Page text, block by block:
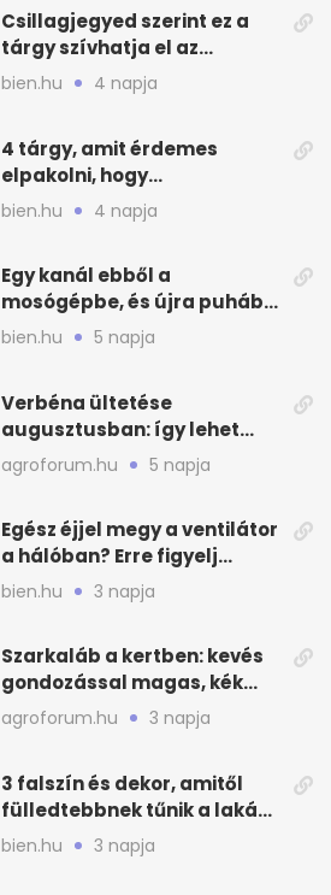
Csillagjegyed szerint ez a
tárgy szívhatja el az
otthonod energiáját
bien.hu 4 napja
4 tárgy, amit érdemes
elpakolni, hogy
hűvösebbnek tűnjön a lakás
bien.hu 4 napja
Egy kanál ebből a
mosógépbe, és újra puhább
lesz a törölköző
bien.hu 5 napja
Verbéna ültetése
augusztusban: így lehet
még idén virágos a kert
agroforum.hu 5 napja
Egész éjjel megy a ventilátor
a hálóban? Erre figyelj
alvásnál nyáron
bien.hu 3 napja
Szarkaláb a kertben: kevés
gondozással magas, kék
virágfalat ad
agroforum.hu 3 napja
3 falszín és dekor, amitől
fülledtebbnek tűnik a lakás
nyáron
bien.hu 3 napja